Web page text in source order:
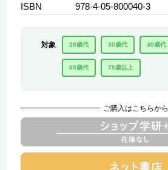
ISBN
978-4-05-800040-3
対象 20歳代 30歳代 40歳代
60歳代 70歳以上
ご購入はこちらから